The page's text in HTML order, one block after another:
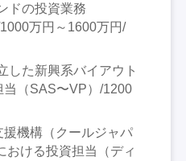
ドの投資業務
万円～1600万円/
した新興系バイアウト
（SAS〜VP）/1200
機構（クールジャパ
おける投資担当（ディ